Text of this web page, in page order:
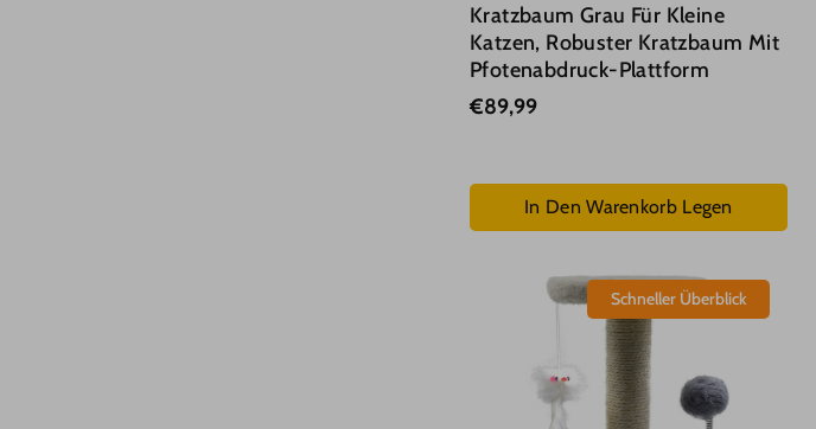
Kratzbaum Grau Für Kleine
Katzen, Robuster Kratzbaum Mit
Pfotenabdruck-Plattform
€89,99
In Den Warenkorb Legen
Schneller Überblick